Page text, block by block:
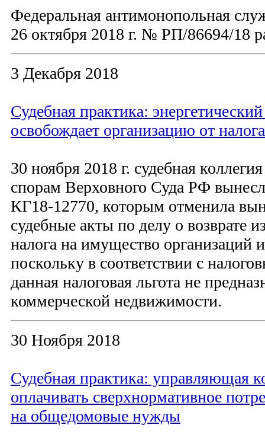
Федеральная антимонопольная
26 октября 2018 г. № РП/86694/18
3 Декабря 2018
Судебная практика:
освобождает организацию от
30 ноября 2018 г. судебная
спорам Верховного Суда РФ
КГ18-12770, которым отменила
судебные акты по делу о возврате
налога на имущество организаций
поскольку в соответствии с
данная налоговая льгота не
коммерческой недвижимости.
30 Ноября 2018
Судебная практика: управляющая
оплачивать сверхнормативное
на общедомовые нужды